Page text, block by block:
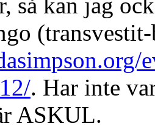
så kan jag
. Har inte
ASKUL.